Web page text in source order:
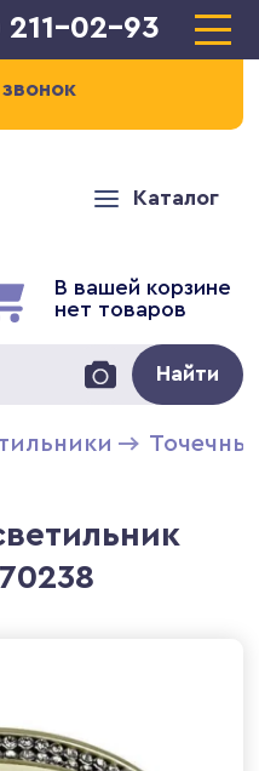
211-02-93
Каталог
В вашей корзине
нет товаров
Найти